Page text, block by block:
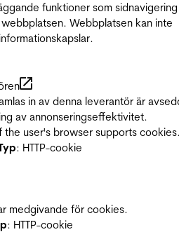
funktioner som
Webbplatsen kan inte
in av denna leverantör är
av annonseringseffektivitet.
the user's browser supports
: HTTP-cookie
medgivande för cookies.
: HTTP-cookie